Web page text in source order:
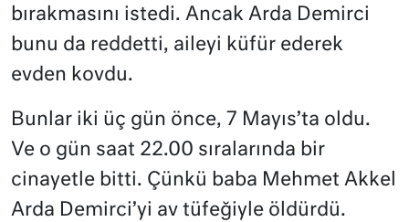
bırakmasını istedi. Ancak Arda Demirci
bunu da reddetti, aileyi küfür ederek
evden kovdu.
Bunlar iki üç gün önce, 7 Mayıs’ta oldu.
Ve o gün saat 22.00 sıralarında bir
cinayetle bitti. Çünkü baba Mehmet Akkel
Arda Demirci’yi av tüfeğiyle öldürdü.